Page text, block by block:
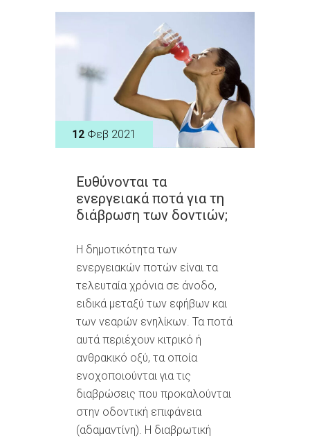
12 Φεβ 2021
Ευθύνονται τα
ενεργειακά ποτά για τη
διάβρωση των δοντιών;
Η δημοτικότητα των
ενεργειακών ποτών είναι τα
τελευταία χρόνια σε άνοδο,
ειδικά μεταξύ των εφήβων και
των νεαρών ενηλίκων. Τα ποτά
αυτά περιέχουν κιτρικό ή
ανθρακικό οξύ, τα οποία
ενοχοποιούνται για τις
διαβρώσεις που προκαλούνται
στην οδοντική επιφάνεια
(αδαμαντίνη). Η διαβρωτική